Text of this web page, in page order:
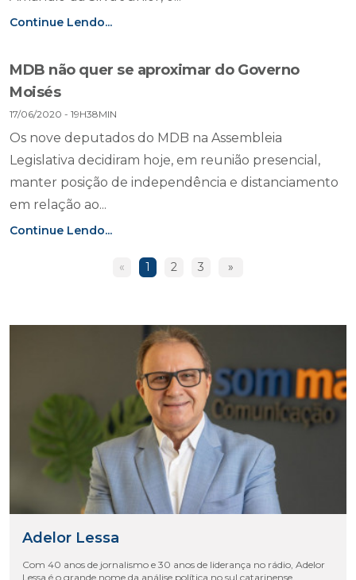
Continue Lendo...
MDB não quer se aproximar do Governo
Moisés
17/06/2020 - 19H38MIN
Os nove deputados do MDB na Assembleia
Legislativa decidiram hoje, em reunião presencial,
manter posição de independência e distanciamento
em relação ao...
Continue Lendo...
« 1 2 3 »
Adelor Lessa
Com 40 anos de jornalismo e 30 anos de liderança no rádio, Adelor
Lessa é o grande nome da análise política no sul catarinense,